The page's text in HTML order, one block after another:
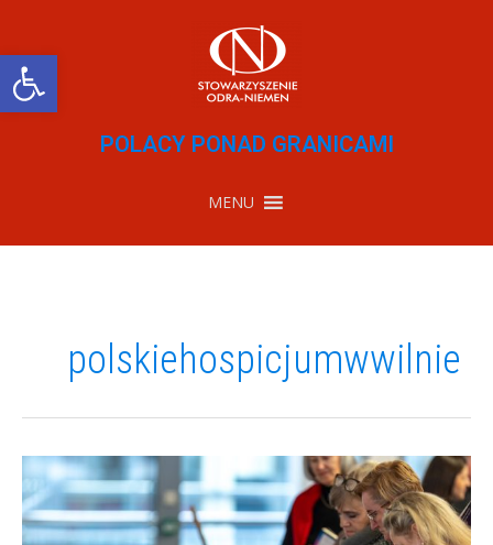
Otwórz pasek narzędzi
POLACY PONAD GRANICAMI
MENU
polskiehospicjumwwilnie
Spotkanie
Siostrą
Rak